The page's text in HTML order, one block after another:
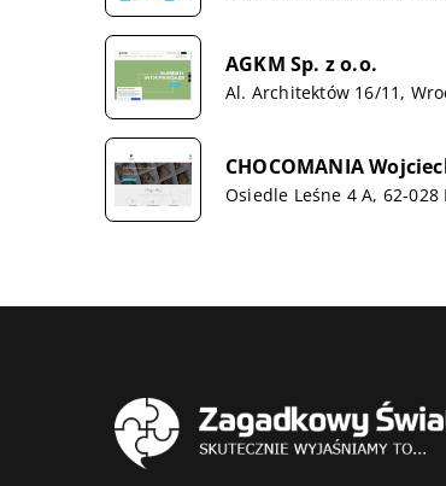
AGKM Sp. z o.o.
Al. Architektów 16/11,
CHOCOMANIA
Osiedle Leśne 4 A, 62-028